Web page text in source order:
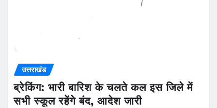
उत्तराखंड
ब्रेकिंग: भारी बारिश के चलते कल इस जिले में
सभी स्कूल रहेंगे बंद, आदेश जारी